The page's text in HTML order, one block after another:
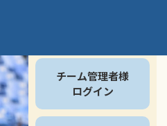
チーム管理者様
ログイン